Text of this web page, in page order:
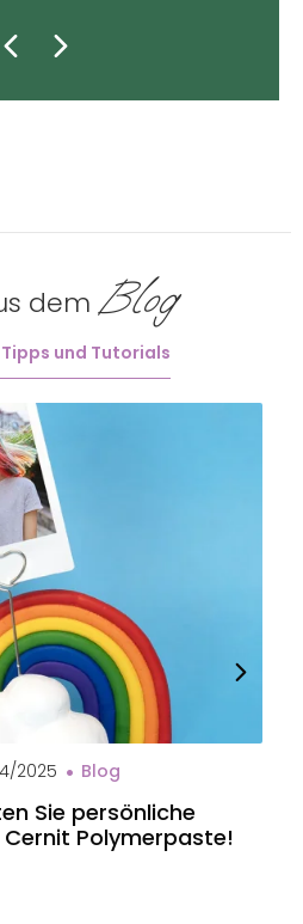
dem Blog
und Tutorials
2025 Blog
Sie persönliche
Polymerpaste!